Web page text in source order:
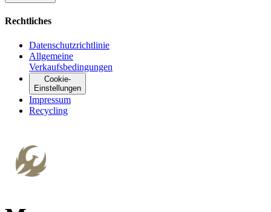
Rechtliches
Datenschutzrichtlinie
Allgemeine
Verkaufsbedingungen
Cookie-
Einstellungen
Impressum
Recycling